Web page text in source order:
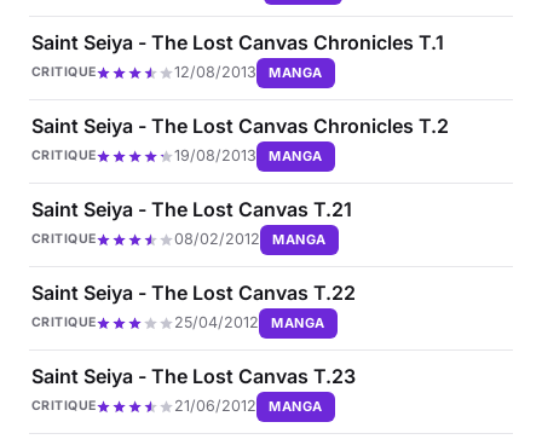
Saint Seiya - The Lost Canvas Chronicles T.1
CRITIQUE 12/08/2013 MANGA
Saint Seiya - The Lost Canvas Chronicles T.2
CRITIQUE 19/08/2013 MANGA
Saint Seiya - The Lost Canvas T.21
CRITIQUE 08/02/2012 MANGA
Saint Seiya - The Lost Canvas T.22
CRITIQUE 25/04/2012 MANGA
Saint Seiya - The Lost Canvas T.23
CRITIQUE 21/06/2012 MANGA